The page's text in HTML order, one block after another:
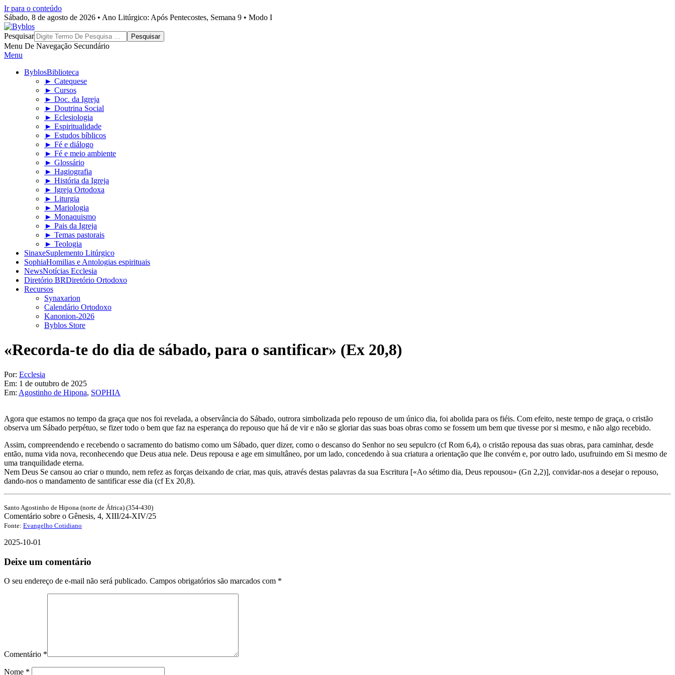
Ir para o conteúdo
Sábado, 8 de agosto de 2026 • Ano Litúrgico: Após Pentecostes, Semana 9 • Modo I
Byblos
Pesquisar
Menu De Navegação Secundário
Menu
ByblosBiblioteca
► Catequese
► Cursos
► Doc. da Igreja
► Doutrina Social
► Eclesiologia
► Espiritualidade
► Estudos bíblicos
► Fé e diálogo
► Fé e meio ambiente
► Glossário
► Hagiografia
► História da Igreja
► Igreja Ortodoxa
► Liturgia
► Mariologia
► Monaquismo
► Pais da Igreja
► Temas pastorais
► Teologia
SinaxeSuplemento Litúrgico
SophiaHomilias e Antologias espirituais
NewsNotícias Ecclesia
Diretório BRDiretório Ortodoxo
Recursos
Synaxarion
Calendário Ortodoxo
Kanonion-2026
Byblos Store
«Recorda-te do dia de sábado, para o santificar» (Ex 20,8)
Por: Ecclesia
Em: 1 de outubro de 2025
Em: Agostinho de Hipona, SOPHIA
Agora que estamos no tempo da graça que nos foi revelada, a observância do Sábado, outrora simbolizada pelo repouso de um único dia, foi abolida para os fiéis. Com efeito, neste tempo de graça, o cristão
observa um Sábado perpétuo, se fizer todo o bem que faz na esperança do repouso que há de vir e não se gloriar das suas boas obras como se fossem um bem que tivesse por si mesmo, e não algo recebido.
Assim, compreendendo e recebendo o sacramento do batismo como um Sábado, quer dizer, como o descanso do Senhor no seu sepulcro (cf Rom 6,4), o cristão repousa das suas obras, para caminhar, desde
então, numa vida nova, reconhecendo que Deus atua nele. Deus repousa e age em simultâneo, por um lado, concedendo à sua criatura a orientação que lhe convém e, por outro lado, usufruindo em Si mesmo de
uma tranquilidade eterna.
Nem Deus Se cansou ao criar o mundo, nem refez as forças deixando de criar, mas quis, através destas palavras da sua Escritura [«Ao sétimo dia, Deus repousou» (Gn 2,2)], convidar-nos a desejar o repouso,
dando-nos o mandamento de santificar esse dia (cf Ex 20,8).
Santo Agostinho de Hipona (norte de África) (354-430)
Comentário sobre o Gênesis, 4, XIII/24-XIV/25
Fonte: Evangelho Cotidiano
2025-10-01
Deixe um comentário
O seu endereço de e-mail não será publicado. Campos obrigatórios são marcados com *
Comentário *
Nome *